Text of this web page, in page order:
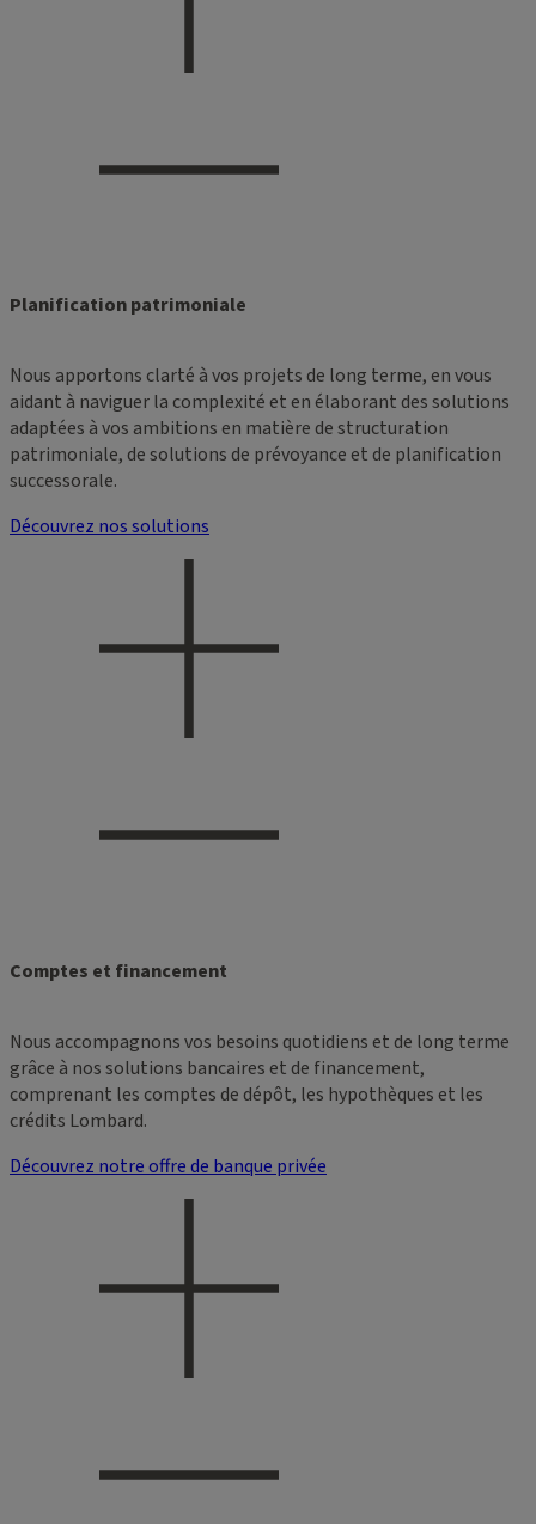
Planification patrimoniale
Nous apportons clarté à vos projets de long terme, en vous
aidant à naviguer la complexité et en élaborant des solutions
adaptées à vos ambitions en matière de structuration
patrimoniale, de solutions de prévoyance et de planification
successorale.
Découvrez nos solutions
Comptes et financement
Nous accompagnons vos besoins quotidiens et de long terme
grâce à nos solutions bancaires et de financement,
comprenant les comptes de dépôt, les hypothèques et les
crédits Lombard.
Découvrez notre offre de banque privée